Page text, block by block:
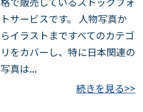
トサービスです。 人物写真か
らイラストまですべてのカテゴ
リをカバーし、特に日本関連の
写真は...
続きを見る>>